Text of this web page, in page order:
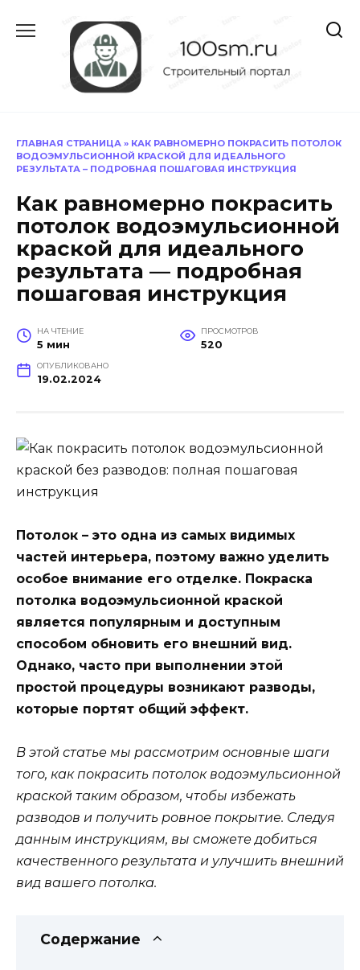
содержанию
ГЛАВНАЯ СТРАНИЦА » КАК РАВНОМЕРНО ПОКРАСИТЬ ПОТОЛОК
ВОДОЭМУЛЬСИОННОЙ КРАСКОЙ ДЛЯ ИДЕАЛЬНОГО
РЕЗУЛЬТАТА – ПОДРОБНАЯ ПОШАГОВАЯ ИНСТРУКЦИЯ
Как равномерно покрасить
потолок водоэмульсионной
краской для идеального
результата — подробная
пошаговая инструкция
НА ЧТЕНИЕ
5 мин
ПРОСМОТРОВ
520
ОПУБЛИКОВАНО
19.02.2024
Потолок – это одна из самых видимых
частей интерьера, поэтому важно уделить
особое внимание его отделке. Покраска
потолка водоэмульсионной краской
является популярным и доступным
способом обновить его внешний вид.
Однако, часто при выполнении этой
простой процедуры возникают разводы,
которые портят общий эффект.
В этой статье мы рассмотрим основные шаги
того, как покрасить потолок водоэмульсионной
краской таким образом, чтобы избежать
разводов и получить ровное покрытие. Следуя
данным инструкциям, вы сможете добиться
качественного результата и улучшить внешний
вид вашего потолка.
Содержание